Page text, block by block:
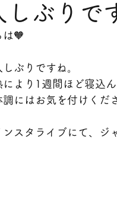
しぶりで
は🧡
ぶりですね。
により1週間ほど寝込
にはお気を付けくだ
ンスタライブにて、ジ